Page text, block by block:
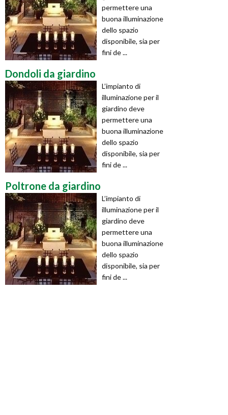
permettere una
buona illuminazione
dello spazio
disponibile, sia per
fini de ...
Dondoli da giardino
L’impianto di
illuminazione per il
giardino deve
permettere una
buona illuminazione
dello spazio
disponibile, sia per
fini de ...
Poltrone da giardino
L’impianto di
illuminazione per il
giardino deve
permettere una
buona illuminazione
dello spazio
disponibile, sia per
fini de ...